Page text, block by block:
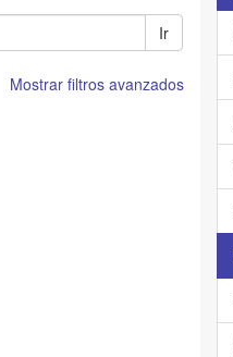
Ir
Mostrar filtros avanzados